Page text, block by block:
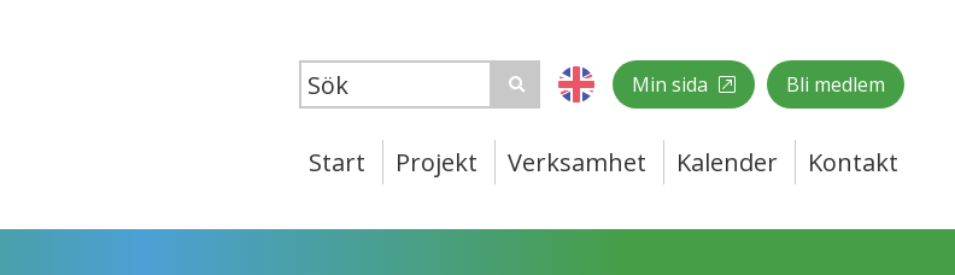
Bli medlem
Min sida
Start Projekt Verksamhet Kalender Kontakt
en del av de verk, möbler och böcker som återstår av den ursprungliga
konstverk ropas in på auktion: